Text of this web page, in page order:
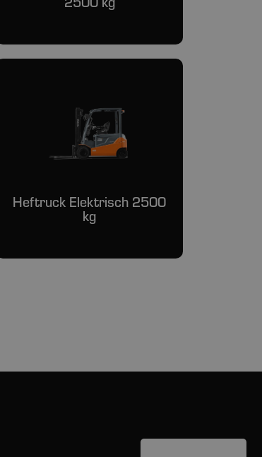
Heftruck Elektrisch 2500
kg